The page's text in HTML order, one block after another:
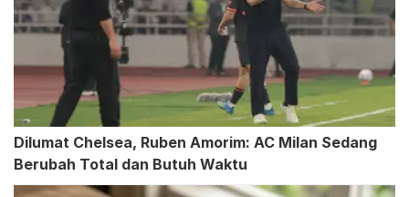
Dilumat Chelsea, Ruben Amorim: AC Milan Sedang
Berubah Total dan Butuh Waktu